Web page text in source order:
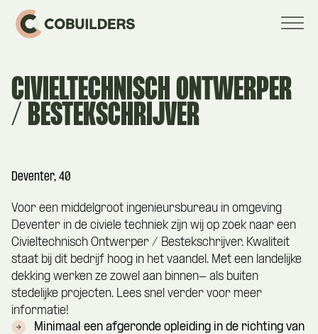
CIVIELTECHNISCH ONTWERPER
/ BESTEKSCHRIJVER
Deventer, 40
Voor een middelgroot ingenieursbureau in omgeving
Deventer in de civiele techniek zijn wij op zoek naar een
Civieltechnisch Ontwerper / Bestekschrijver. Kwaliteit
staat bij dit bedrijf hoog in het vaandel. Met een landelijke
dekking werken ze zowel aan binnen- als buiten
stedelijke projecten. Lees snel verder voor meer
informatie!
Minimaal een afgeronde opleiding in de richting van